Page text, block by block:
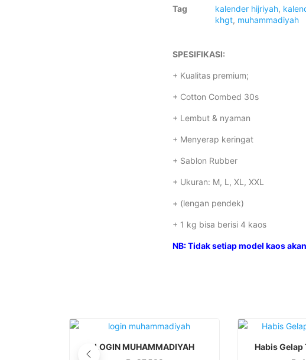
Tag kalender hijriyah,
khgt, muhammadiyah
SPESIFIKASI:
+ Kualitas premium;
+ Cotton Combed 30s
+ Lembut & nyaman
+ Menyerap keringat
+ Sablon Rubber
+ Ukuran: M, L, XL, XXL
+ (lengan pendek)
+ 1 kg bisa berisi 4 kaos
NB: Tidak setiap model kaos
SELECT OPTIONS
LOGIN MUHAMMADIYAH
Habis Gelap